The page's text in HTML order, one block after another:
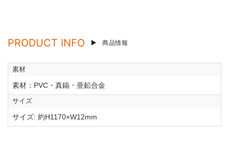
PRODUCT INFO 商品情報
素材
素材：PVC・真鍮・亜鉛合金
サイズ
サイズ: 約H1170×W12mm